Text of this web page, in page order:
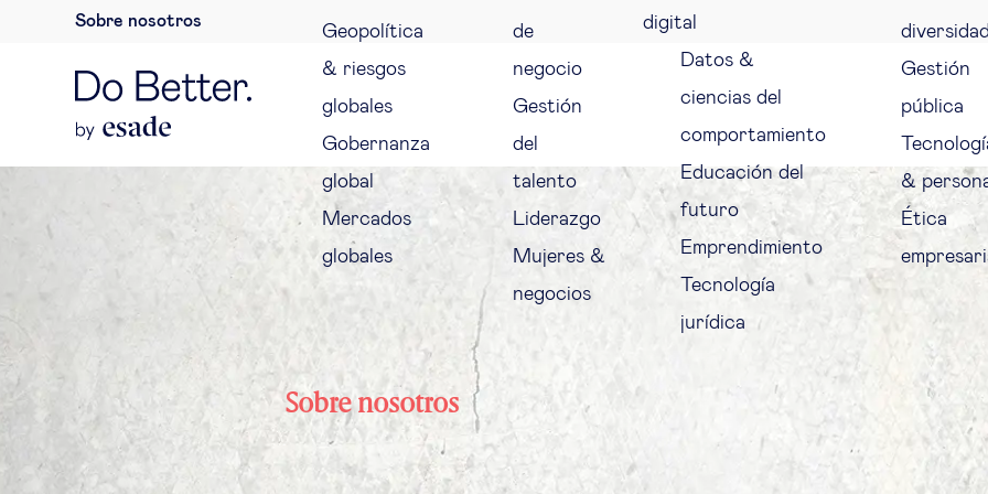
Sobre nosotros
Geopolítica
& riesgos
globales
Gobernanza
global
Mercados
globales
de
negocio
Gestión
del
talento
Liderazgo
Mujeres &
negocios
digital
Datos &
ciencias del
comportamiento
Educación del
futuro
Emprendimiento
Tecnología
jurídica
diversidad
Gestión
pública
&
Ética
Sobre nosotros